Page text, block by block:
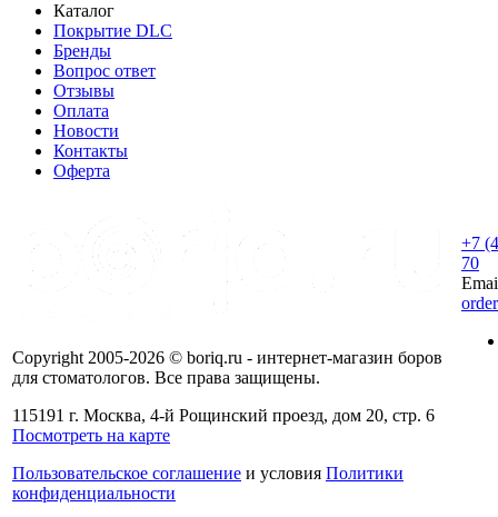
Каталог
Покрытие DLC
Бренды
Вопрос ответ
Отзывы
Оплата
Новости
Контакты
Оферта
Copyright 2005-2026 © boriq.ru - интернет-магазин боров
для стоматологов. Все права защищены.
115191 г. Москва, 4-й Рощинский проезд, дом 20, стр. 6
Посмотреть на карте
Пользовательское соглашение и условия Политики
конфиденциальности
+7
70